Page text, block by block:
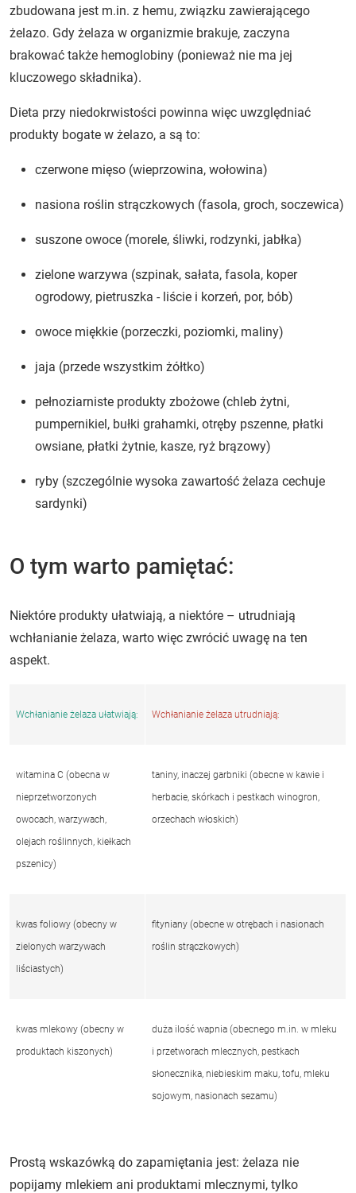
zbudowana jest m.in. z hemu, związku zawierającego
żelazo. Gdy żelaza w organizmie brakuje, zaczyna
brakować także hemoglobiny (ponieważ nie ma jej
kluczowego składnika).
Dieta przy niedokrwistości powinna więc uwzględniać
produkty bogate w żelazo, a są to:
czerwone mięso (wieprzowina, wołowina)
nasiona roślin strączkowych (fasola, groch, soczewica)
suszone owoce (morele, śliwki, rodzynki, jabłka)
zielone warzywa (szpinak, sałata, fasola, koper
ogrodowy, pietruszka - liście i korzeń, por, bób)
owoce miękkie (porzeczki, poziomki, maliny)
jaja (przede wszystkim żółtko)
pełnoziarniste produkty zbożowe (chleb żytni,
pumpernikiel, bułki grahamki, otręby pszenne, płatki
owsiane, płatki żytnie, kasze, ryż brązowy)
ryby (szczególnie wysoka zawartość żelaza cechuje
sardynki)
O tym warto pamiętać:
Niektóre produkty ułatwiają, a niektóre – utrudniają
wchłanianie żelaza, warto więc zwrócić uwagę na ten
aspekt.
Wchłanianie żelaza ułatwiają: Wchłanianie żelaza utrudniają:
witamina C (obecna w
nieprzetworzonych
owocach, warzywach,
olejach roślinnych, kiełkach
pszenicy)
taniny, inaczej garbniki (obecne w kawie i
herbacie, skórkach i pestkach winogron,
orzechach włoskich)
kwas foliowy (obecny w
zielonych warzywach
liściastych)
fityniany (obecne w otrębach i nasionach
roślin strączkowych)
kwas mlekowy (obecny w
produktach kiszonych)
duża ilość wapnia (obecnego m.in. w mleku
i przetworach mlecznych, pestkach
słonecznika, niebieskim maku, tofu, mleku
sojowym, nasionach sezamu)
Prostą wskazówką do zapamiętania jest: żelaza nie
popijamy mlekiem ani produktami mlecznymi, tylko